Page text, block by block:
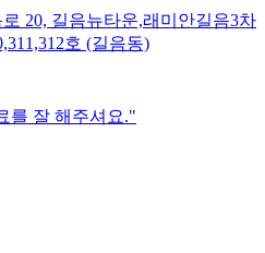
20, 길음뉴타운,래미안길음3차
호 (길음동)
를 잘 해주셔요."